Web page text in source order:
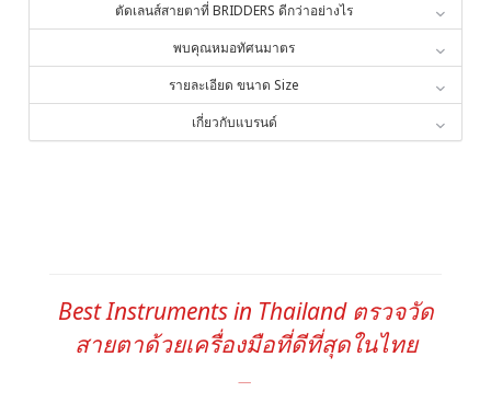
ตัดเลนส์สายตาที่ BRIDDERS ดีกว่าอย่างไร
พบคุณหมอทัศนมาตร
รายละเอียด ขนาด Size
เกี่ยวกับแบรนด์
Best Instruments in Thailand ตรวจวัด
สายตาด้วยเครื่องมือที่ดีที่สุดในไทย